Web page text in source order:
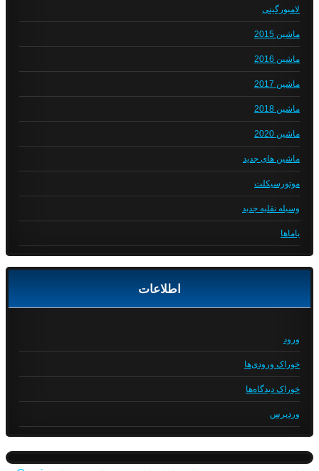
لامبورگینی
ماشین 2015
ماشین 2016
ماشین 2017
ماشین 2018
ماشین 2020
ماشین های جدید
موتورسیکلت
وسیله نقلیه جدید
یاماها
اطلاعات
ورود
خوراک ورودی‌ها
خوراک دیدگاه‌ها
وردپرس